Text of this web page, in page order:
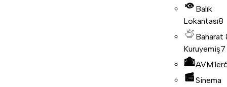
Balık
Lokantası8
Baharat
Kuruyemiş7
AVM'ler
Sinema